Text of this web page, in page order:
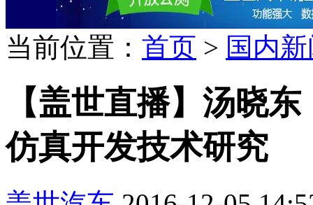
当前位置： 首页 > 国内
【盖世直播】汤晓
仿真开发技术研究